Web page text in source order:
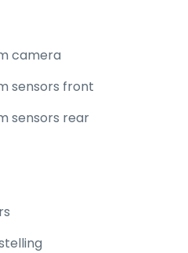
camera
sensors front
sensors rear